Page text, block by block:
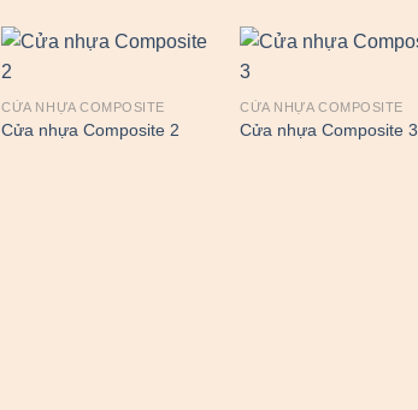
CỬA NHỰA COMPOSITE
Cửa nhựa Composite 2
CỬA NHỰA COMPOSITE
Cửa nhựa Composite 3